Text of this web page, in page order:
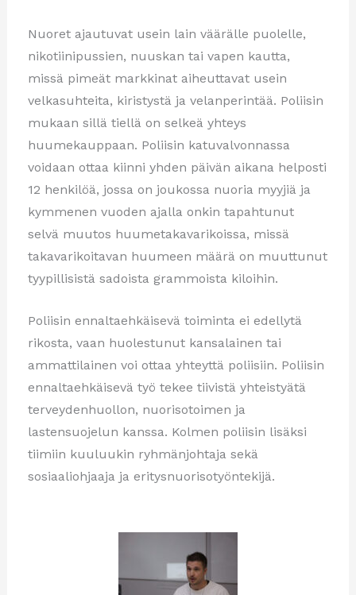
Nuoret ajautuvat usein lain väärälle puolelle,
nikotiinipussien, nuuskan tai vapen kautta,
missä pimeät markkinat aiheuttavat usein
velkasuhteita, kiristystä ja velanperintää. Poliisin
mukaan sillä tiellä on selkeä yhteys
huumekauppaan. Poliisin katuvalvonnassa
voidaan ottaa kiinni yhden päivän aikana helposti
12 henkilöä, jossa on joukossa nuoria myyjiä ja
kymmenen vuoden ajalla onkin tapahtunut
selvä muutos huumetakavarikoissa, missä
takavarikoitavan huumeen määrä on muuttunut
tyypillisistä sadoista grammoista kiloihin.
Poliisin ennaltaehkäisevä toiminta ei edellytä
rikosta, vaan huolestunut kansalainen tai
ammattilainen voi ottaa yhteyttä poliisiin. Poliisin
ennaltaehkäisevä työ tekee tiivistä yhteistyätä
terveydenhuollon, nuorisotoimen ja
lastensuojelun kanssa. Kolmen poliisin lisäksi
tiimiin kuuluukin ryhmänjohtaja sekä
sosiaaliohjaaja ja eritysnuorisotyöntekijä.